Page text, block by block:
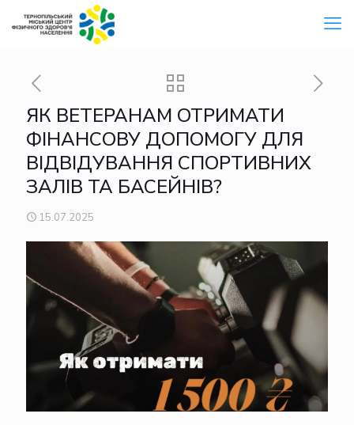
ЯК ВЕТЕРАНАМ ОТРИМАТИ
ФІНАНСОВУ ДОПОМОГУ ДЛЯ
ВІДВІДУВАННЯ СПОРТИВНИХ
ЗАЛІВ ТА БАСЕЙНІВ?
15.07.2025